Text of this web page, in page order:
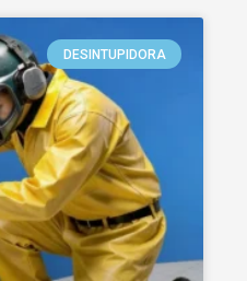
DESINTUPIDORA